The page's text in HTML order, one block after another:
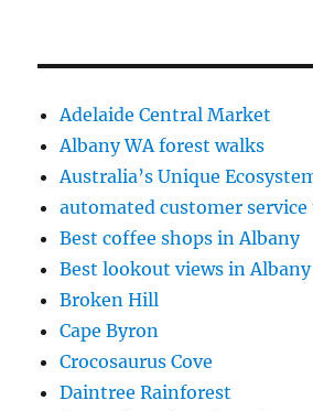
Adelaide Central Market
Albany WA forest walks
Australia’s Unique
automated customer
Best coffee shops in Albany
Best lookout views in Albany
Broken Hill
Cape Byron
Crocosaurus Cove
Daintree Rainforest